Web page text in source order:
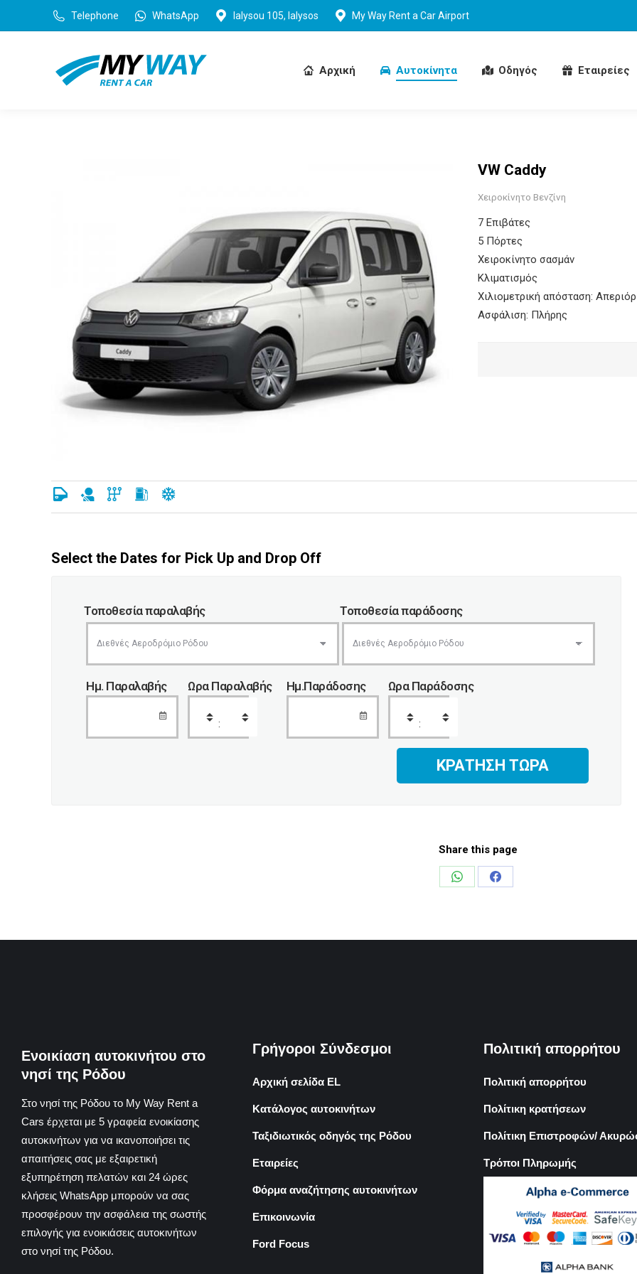
Telephone WhatsApp Ialysou 105, Ialysos My Way Rent a Car Airport
Αρχική Αυτοκίνητα Oδηγός Εταιρείες
VW Caddy
Χειροκίνητο Βενζίνη
7 Επιβάτες
5 Πόρτες
Χειροκίνητο σασμάν
Κλιματισμός
Χιλιομετρική απόσταση:
Ασφάλιση: Πλήρης
Select the Dates for Pick Up and Drop Off
Τοποθεσία παραλαβής Τοποθεσία παράδοσης
Ημ. Παραλαβής Ωρα Παραλαβής
:
Ημ.Παράδοσης Ωρα Παράδοσης
:
Share this page
Ενοικίαση αυτοκινήτου στο
νησί της Ρόδου
Στο νησί της Ρόδου το My Way Rent a
Cars έρχεται με 5 γραφεία ενοικίασης
αυτοκινήτων για να ικανοποιήσει τις
απαιτήσεις σας με εξαιρετική
εξυπηρέτηση πελατών και 24 ώρες
κλήσεις WhatsApp μπορούν να σας
προσφέρουν την ασφάλεια της σωστής
επιλογής για ενοικιάσεις αυτοκινήτων
στο νησί της Ρόδου.
Γρήγοροι Σύνδεσμοι
Αρχική σελίδα EL
Κατάλογος αυτοκινήτων
Ταξιδιωτικός οδηγός της Ρόδου
Εταιρείες
Φόρμα αναζήτησης αυτοκινήτων
Επικοινωνία
Ford Focus
Πολιτική απορρήτου
Πολιτική απορρήτου
Πολίτικη κρατήσεων
Πολίτικη Επιστροφών/
Τρόποι Πληρωμής
Αρχική Αυτοκίνητα